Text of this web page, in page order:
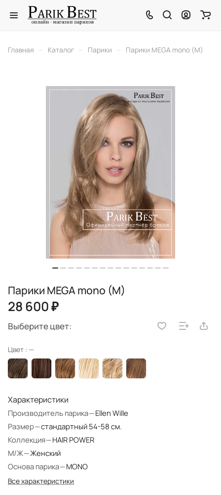
Главная – Каталог – Парики – Парики MEGA mono (M)
Парики MEGA mono (M)
28 600 ₽
Выберите цвет:
Цвет : —
Характеристики
Производитель парика—Ellen Wille
Размер—стандартный 54-58 см.
Коллекция—HAIR POWER
М/Ж—Женский
Основа парика—MONO
Все характеристики